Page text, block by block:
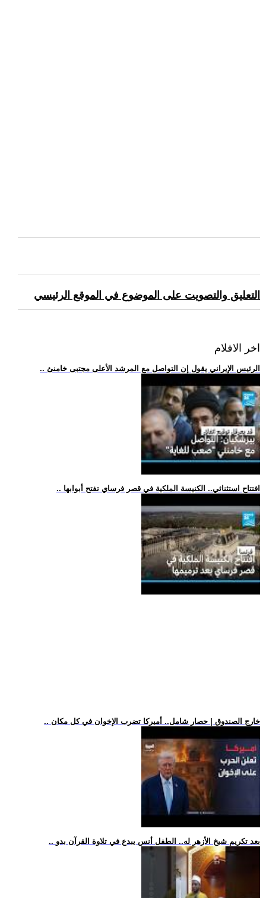
التعليق والتصويت على الموضوع في الموقع الرئيسي
اخر الافلام
.. الرئيس الإيراني يقول إن التواصل مع المرشد الأعلى مجتبى خامنئ
.. افتتاح استثنائي.. الكنيسة الملكية في قصر فرساي تفتح أبوابها
.. خارج الصندوق | حصار شامل.. أميركا تضرب الإخوان في كل مكان
.. بعد تكريم شيخ الأزهر له.. الطفل أنس يبدع في تلاوة القرآن بدو